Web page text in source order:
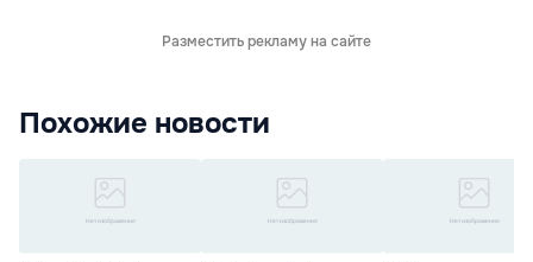
Разместить рекламу на сайте
Похожие новости